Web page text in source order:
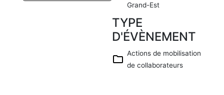
Grand-Est
TYPE
D'ÉVÈNEMENT
Actions de mobilisation
de collaborateurs